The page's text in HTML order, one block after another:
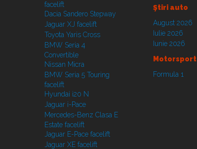
facelift
Dacia Sandero Stepway
Jaguar XJ facelift
Toyota Yaris Cross
BMW Seria 4
Convertible
Nissan Micra
BMW Seria 5 Touring
facelift
Hyundai i20 N
Jaguar i-Pace
Mercedes-Benz Clasa E
Estate facelift
Jaguar E-Pace facelift
Jaguar XE facelift
Ştiri auto
August 2026
Iulie 2026
Iunie 2026
Motorsport
Formula 1